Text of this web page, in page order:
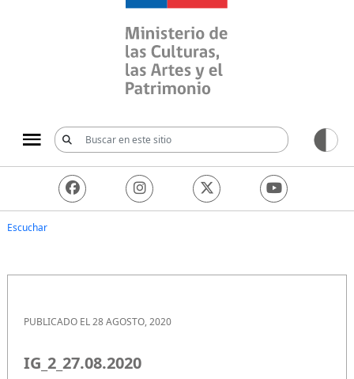
Ministerio de las
Escuchar
PUBLICADO EL 28 AGOSTO, 2020
IG_2_27.08.2020